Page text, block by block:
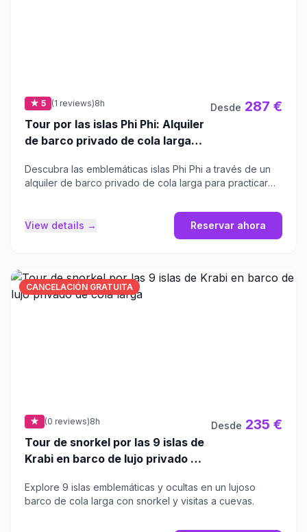
★ 5 (1 reviews)8h
Tour por las islas Phi Phi: Alquiler
de barco privado de cola larga
Desde 287 €
Descubra las emblemáticas islas Phi Phi a través de un
alquiler de barco privado de cola larga para practicar
View details → Reservar ahora
CANCELACIÓN GRATUITA
★ (0 reviews)8h
Tour de snorkel por las 9 islas de
Krabi en barco de lujo privado de
Desde 235 €
Explore 9 islas emblemáticas y ocultas en un lujoso
barco de cola larga con snorkel y visitas a cuevas.